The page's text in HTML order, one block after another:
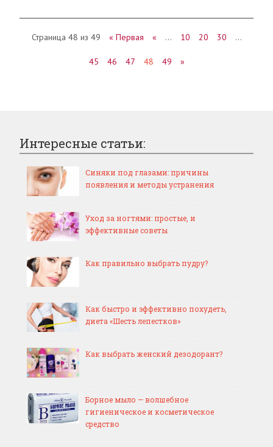
Страница 48 из 49 « Первая « … 10 20 30 …
45 46 47 48 49 »
Интересные статьи:
Синяки под глазами: причины
появления и методы устранения
Уход за ногтями: простые, и
эффективные советы
Как правильно выбрать пудру?
Как быстро и эффективно похудеть,
диета «Шесть лепестков»
Как выбрать женский дезодорант?
Борное мыло — волшебное
гигиеническое и косметическое
средство